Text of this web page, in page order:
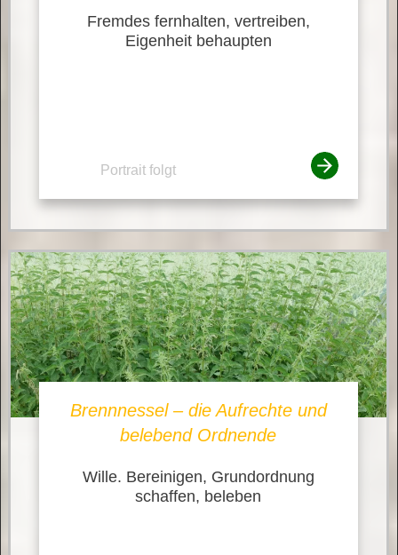
Fremdes fernhalten, vertreiben,
Eigenheit behaupten
Portrait folgt
Brennnessel – die Aufrechte und
belebend Ordnende
Wille. Bereinigen, Grundordnung
schaffen, beleben